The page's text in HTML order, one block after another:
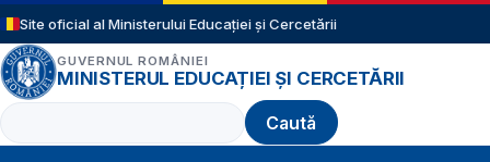
Sari la conținutul principal
Site oficial al Ministerului Educației și Cercetării
GUVERNUL ROMÂNIEI
MINISTERUL EDUCAȚIEI ȘI CERCETĂRII
Caută